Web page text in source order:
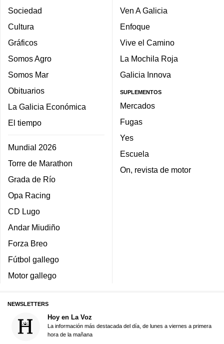
Sociedad
Cultura
Gráficos
Somos Agro
Somos Mar
Obituarios
La Galicia Económica
El tiempo
Mundial 2026
Torre de Marathon
Grada de Río
Opa Racing
CD Lugo
Andar Miudiño
Forza Breo
Fútbol gallego
Motor gallego
Ven A Galicia
Enfoque
Vive el Camino
La Mochila Roja
Galicia Innova
SUPLEMENTOS
Mercados
Fugas
Yes
Escuela
On, revista de motor
NEWSLETTERS
Hoy en La Voz
La información más destacada del día, de lunes a viernes a primera
hora de la mañana